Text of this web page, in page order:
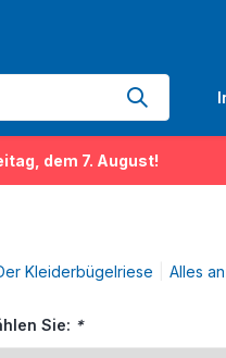
von
dem 7. August!
Kleiderbügelriese Alles
Sie: *